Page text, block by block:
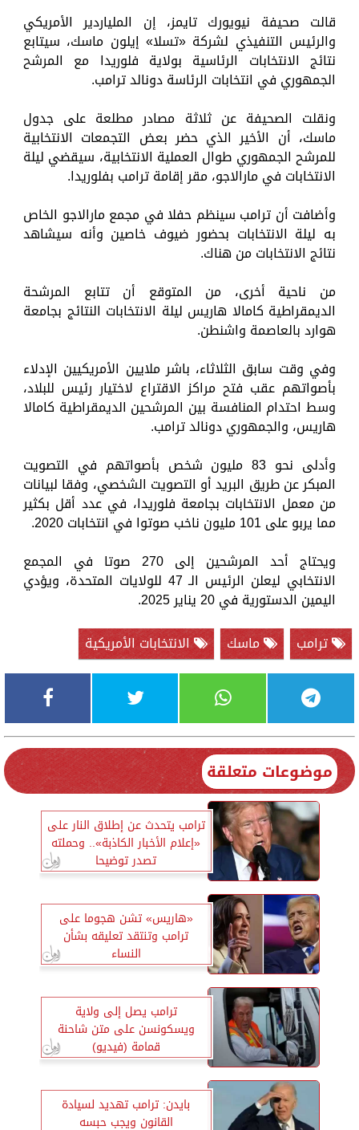
قالت صحيفة نيويورك تايمز، إن الملياردير الأمريكي
والرئيس التنفيذي لشركة «تسلا» إيلون ماسك، سيتابع
نتائج الانتخابات الرئاسية بولاية فلوريدا مع المرشح
الجمهوري في انتخابات الرئاسة دونالد ترامب.
ونقلت الصحيفة عن ثلاثة مصادر مطلعة على جدول
ماسك، أن الأخير الذي حضر بعض التجمعات الانتخابية
للمرشح الجمهوري طوال العملية الانتخابية، سيقضي ليلة
الانتخابات في مارالاجو، مقر إقامة ترامب بفلوريدا.
وأضافت أن ترامب سينظم حفلا في مجمع مارالاجو الخاص
به ليلة الانتخابات بحضور ضيوف خاصين وأنه سيشاهد
نتائج الانتخابات من هناك.
من ناحية أخرى، من المتوقع أن تتابع المرشحة
الديمقراطية كامالا هاريس ليلة الانتخابات النتائج بجامعة
هوارد بالعاصمة واشنطن.
وفي وقت سابق الثلاثاء، باشر ملايين الأمريكيين الإدلاء
بأصواتهم عقب فتح مراكز الاقتراع لاختيار رئيس للبلاد،
وسط احتدام المنافسة بين المرشحين الديمقراطية كامالا
هاريس، والجمهوري دونالد ترامب.
وأدلى نحو 83 مليون شخص بأصواتهم في التصويت
المبكر عن طريق البريد أو التصويت الشخصي، وفقا لبيانات
من معمل الانتخابات بجامعة فلوريدا، في عدد أقل بكثير
مما يربو على 101 مليون ناخب صوتوا في انتخابات 2020.
ويحتاج أحد المرشحين إلى 270 صوتا في المجمع
الانتخابي ليعلن الرئيس الـ 47 للولايات المتحدة، ويؤدي
اليمين الدستورية في 20 يناير 2025.
ترامب
ماسك الانتخابات الأمريكية
موضوعات متعلقة
ترامب يتحدث عن إطلاق النار على
«إعلام الأخبار الكاذبة».. وحملته
تصدر توضيحا
«هاريس» تشن هجوما على
ترامب وتنتقد تعليقه بشأن
النساء
ترامب يصل إلى ولاية
ويسكونسن على متن شاحنة
قمامة (فيديو)
بايدن: ترامب تهديد لسيادة
القانون ويجب حبسه